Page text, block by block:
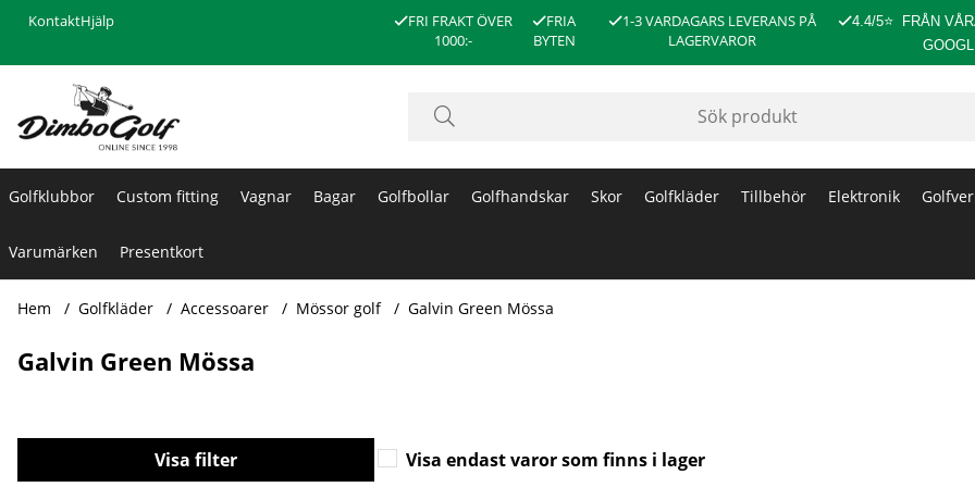
KontaktHjälp
FRI FRAKT ÖVER
1000:-
FRIA
BYTEN
1-3 VARDAGARS LEVERANS PÅ
LAGERVAROR
4.4/5⭐
FRÅN
Golfklubbor Custom fitting Vagnar Bagar Golfbollar Golfhandskar Skor Golfkläder Tillbehör Elektronik
Varumärken Presentkort
Hem Golfkläder Accessoarer Mössor golf Galvin Green Mössa
Galvin Green Mössa
Filtrera Visa endast varor som finns i lager